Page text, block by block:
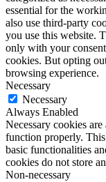
essential for the
also use third-party
you use this website.
only with your
cookies. But opting
browsing experience.
Necessary
Necessary
Always Enabled
Necessary cookies
function properly.
basic functionalities
cookies do not store
Non-necessary